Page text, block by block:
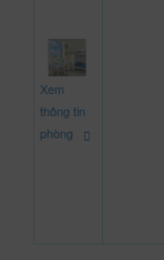
Xem
thông tin
phòng